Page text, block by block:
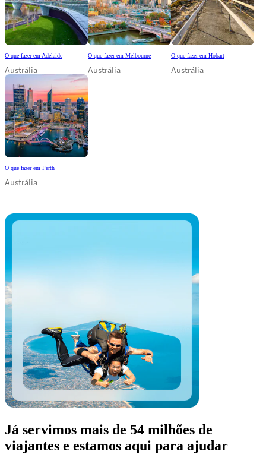
O que fazer em Adelaide
Austrália
O que fazer em Melbourne
Austrália
O que fazer em Hobart
Austrália
O que fazer em Perth
Austrália
Já servimos mais de 54 milhões de
viajantes e estamos aqui para ajudar